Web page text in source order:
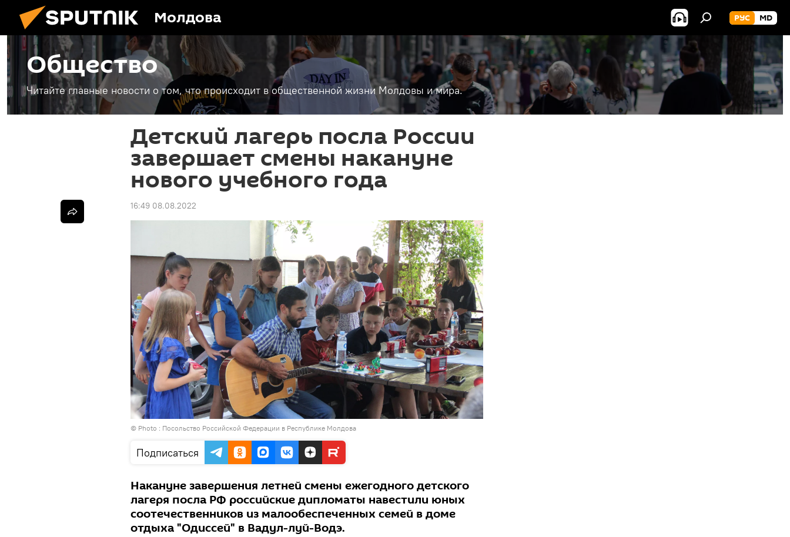
Молдова РУС MD
Общество
Читайте главные новости о том, что происходит в общественной жизни Молдовы и мира.
Детский лагерь посла России
завершает смены накануне
нового учебного года
16:49 08.08.2022
© Photo : Посольство Российской Федерации в Республике Молдова
Подписаться
Накануне завершения летней смены ежегодного детского
лагеря посла РФ российские дипломаты навестили юных
соотечественников из малообеспеченных семей в доме
отдыха "Одиссей" в Вадул-луй-Водэ.